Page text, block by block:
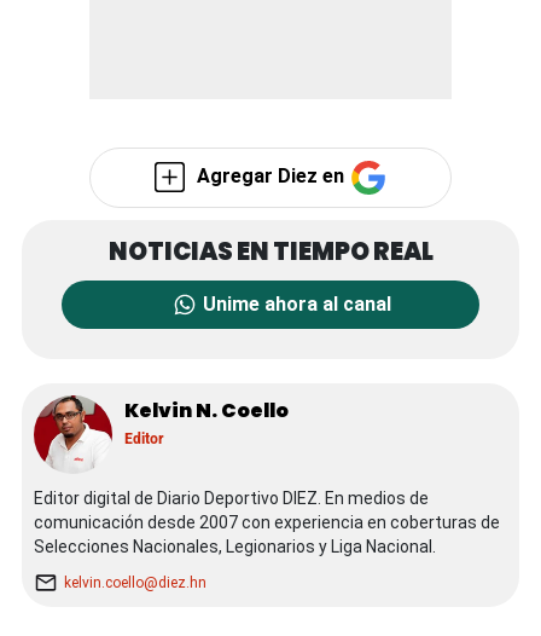
Agregar Diez en
Unime ahora al canal
Kelvin N. Coello
Editor
Editor digital de Diario Deportivo DIEZ. En medios de
comunicación desde 2007 con experiencia en coberturas de
Selecciones Nacionales, Legionarios y Liga Nacional.
kelvin.coello@diez.hn